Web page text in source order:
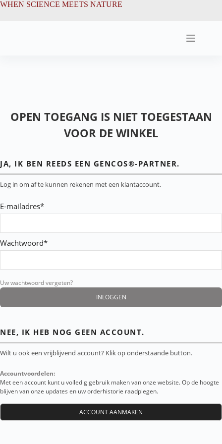
de
Ga
WHEN SCIENCE MEETS NATURE
OPEN TOEGANG IS NIET TOEGESTAAN
VOOR DE WINKEL
JA, IK BEN REEDS EEN GENCOS®-PARTNER.
Log in om af te kunnen rekenen met een klantaccount.
E-mailadres*
Wachtwoord*
Uw wachtwoord vergeten?
NEE, IK HEB NOG GEEN ACCOUNT.
Wilt u ook een vrijblijvend account? Klik op onderstaande button.
Accountvoordelen:
Met een account kunt u volledig gebruik maken van onze website. Op de hoogte
blijven van onze updates en uw orderhistorie raadplegen.
ACCOUNT AANMAKEN